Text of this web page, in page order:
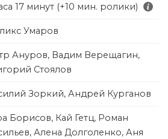
17 минут (+10 мин. ролики)
Умаров
Ануров, Вадим Верещагин,
Стоялов
Зоркий, Андрей Курганов
Борисов, Кай Гетц, Роман
Алена Долголенко, Аня